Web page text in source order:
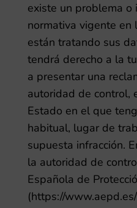
existe un problema o
normativa vigente en
están tratando sus
tendrá derecho a la
a presentar una
autoridad de control,
Estado en el que
habitual, lugar de
supuesta infracción.
la autoridad de
Española de
(https://